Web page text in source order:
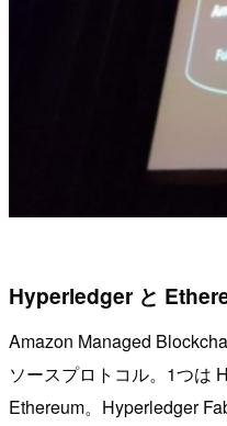
Hyperledger と
Amazon Managed
ソースプロトコル。1つは
Ethereum。Hyperledger